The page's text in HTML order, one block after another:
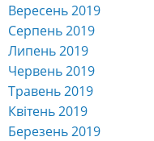
Вересень 2019
Серпень 2019
Липень 2019
Червень 2019
Травень 2019
Квітень 2019
Березень 2019